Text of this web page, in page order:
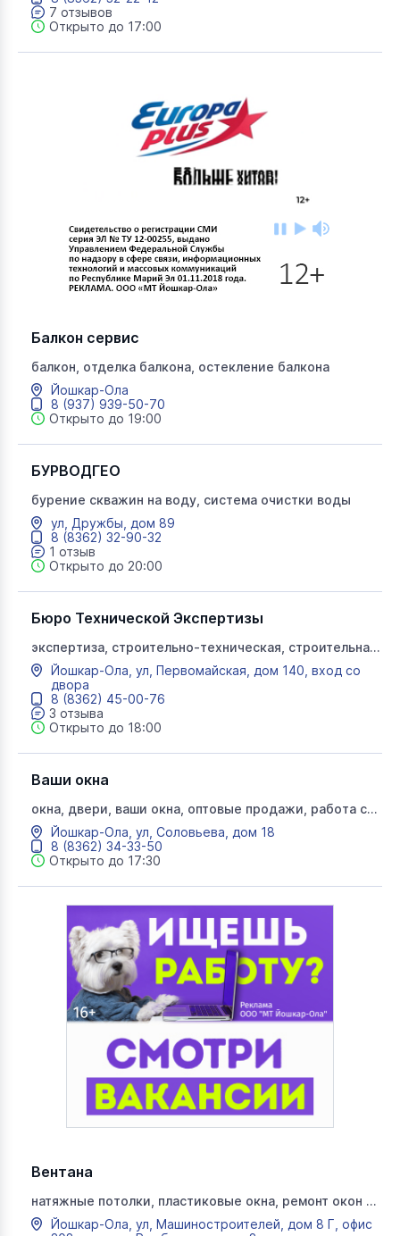
7 отзывов
Открыто до 17:00
Балкон сервис
балкон, отделка балкона, остекление балкона
Йошкар-Ола
8 (937) 939-50-70
Открыто до 19:00
БУРВОДГЕО
бурение скважин на воду, система очистки воды
ул, Дружбы, дом 89
8 (8362) 32-90-32
1 отзыв
Открыто до 20:00
Бюро Технической Экспертизы
экспертиза, строительно-техническая, строительная
экспертиза, земельная, судебная, ветхое, аварийное,
трещины, плесень, грибок, обратная тяга проверка,
приёмка квартир, новостройка, БТЭ
Йошкар-Ола, ул, Первомайская, дом 140, вход со
двора
8 (8362) 45-00-76
3 отзыва
Открыто до 18:00
Ваши окна
окна, двери, ваши окна, оптовые продажи, работа с
дилерами
Йошкар-Ола, ул, Соловьева, дом 18
8 (8362) 34-33-50
Открыто до 17:30
Вентана
натяжные потолки, пластиковые окна, ремонт окон и
потолков, внутренняя отделка квартир и домов под
ключЙошкар-Ола, ул, Машиностроителей, дом 8 Г, офис